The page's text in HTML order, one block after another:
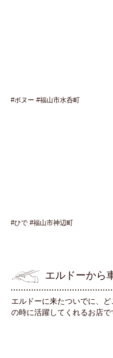
#ボヌー #福山市水呑町
#ひで #福山市神辺町
エルドーから
エルドーに来たついでに、
の時に活躍してくれるお店で